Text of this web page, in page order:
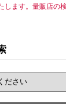
します。量販店の